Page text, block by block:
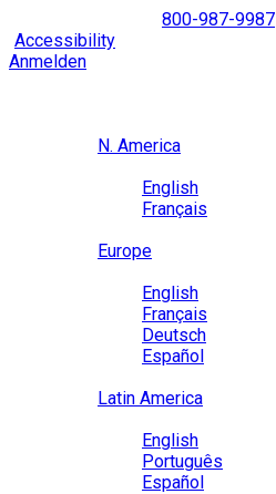
to
content
800-987-9987
Accessibility
Anmelden
N. America
English
Français
Europe
English
Français
Deutsch
Español
Latin America
English
Português
Español